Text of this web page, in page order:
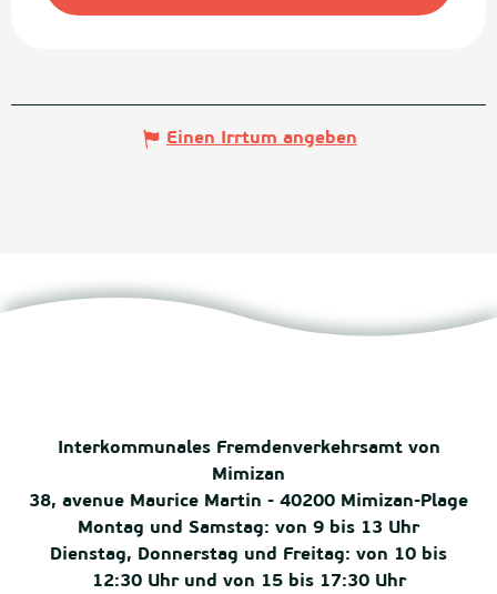
Einen Irrtum angeben
Interkommunales Fremdenverkehrsamt von
Mimizan
38, avenue Maurice Martin - 40200 Mimizan-Plage
Montag und Samstag: von 9 bis 13 Uhr
Dienstag, Donnerstag und Freitag: von 10 bis
12:30 Uhr und von 15 bis 17:30 Uhr